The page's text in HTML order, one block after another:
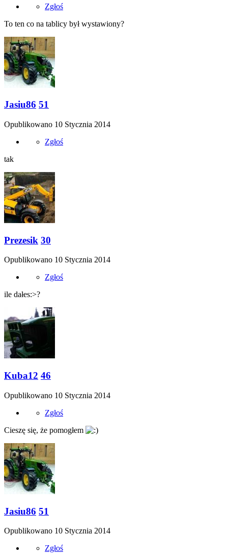
Zgłoś
To ten co na tablicy był wystawiony?
Jasiu86 51
Opublikowano 10 Stycznia 2014
Zgłoś
tak
Prezesik 30
Opublikowano 10 Stycznia 2014
Zgłoś
ile dałes:>?
Kuba12 46
Opublikowano 10 Stycznia 2014
Zgłoś
Cieszę się, że pomogłem
Jasiu86 51
Opublikowano 10 Stycznia 2014
Zgłoś